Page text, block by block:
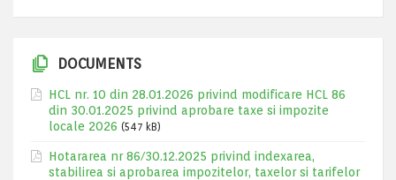
DOCUMENTS
HCL nr. 10 din 28.01.2026 privind modificare HCL 86
din 30.01.2025 privind aprobare taxe si impozite
locale 2026 (547 kB)
Hotararea nr 86/30.12.2025 privind indexarea,
stabilirea si aprobarea impozitelor, taxelor si tarifelor